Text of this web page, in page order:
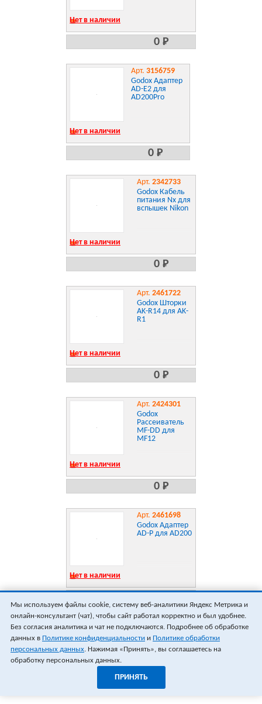
Нет в наличии
0 Р
Арт. 3156759
Godox Адаптер
AD-E2 для
AD200Pro
Нет в наличии
0 Р
Арт. 2342733
Godox Кабель
питания Nx для
вспышек Nikon
Нет в наличии
0 Р
Арт. 2461722
Godox Шторки
AK-R14 для AK-
R1
Нет в наличии
0 Р
Арт. 2424301
Godox
Рассеиватель
MF-DD для
MF12
Нет в наличии
0 Р
Арт. 2461698
Godox Адаптер
AD-P для AD200
Нет в наличии
ПОКАЗАТЬ ЕЩЁ 18ВСЕГО 1
Мы используем файлы cookie, систему веб-аналитики Яндекс Метрика и
онлайн-консультант (чат), чтобы сайт работал корректно и был удобнее.
Без согласия аналитика и чат не подключаются. Подробнее об обработке
данных в Политике конфиденциальности и Политике обработки
персональных данных. Нажимая «Принять», вы соглашаетесь на
обработку персональных данных.
ПРИНЯТЬ